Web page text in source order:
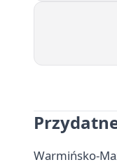
Warmińsko-